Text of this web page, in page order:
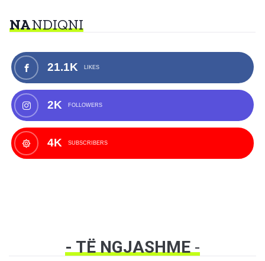
NANDIQNI
21.1K LIKES
2K FOLLOWERS
4K SUBSCRIBERS
- TË NGJASHME-